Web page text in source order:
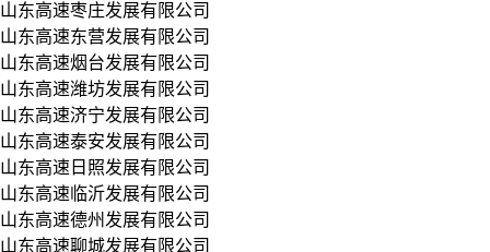
山东高速枣庄发展有限公司
山东高速东营发展有限公司
山东高速烟台发展有限公司
山东高速潍坊发展有限公司
山东高速济宁发展有限公司
山东高速泰安发展有限公司
山东高速日照发展有限公司
山东高速临沂发展有限公司
山东高速德州发展有限公司
山东高速聊城发展有限公司